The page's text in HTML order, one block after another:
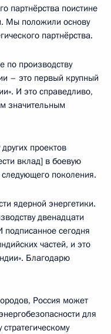
партнёрства поистине
Мы положили основу
партнёрства.
по производству
– это первый крупный
И это справедливо,
значительным
проектов
вклад] в боевую
поколения.
ядерной энергетики.
двенадцати
подписанное сегодня
частей, и это
Благодарю
Россия может
для